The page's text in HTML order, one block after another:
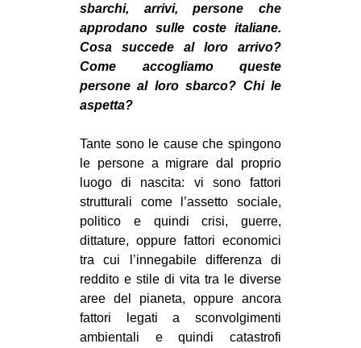
MOVIMENTI
AMBIENTE
ANTIFASCISMO
DIRITTO ALL’ABITARE
MIGRAZIONI
PRECARIATO
REPRESSIONE
STUDENTI
CULTURE
ARTE
CINEMA
sbarchi, arrivi, persone che
approdano sulle coste italiane.
Cosa succede al loro arrivo?
Come accogliamo queste
persone al loro sbarco? Chi le
aspetta?
Tante sono le cause che spingono
le persone a migrare dal proprio
luogo di nascita: vi sono fattori
strutturali come l’assetto sociale,
politico e quindi crisi, guerre,
dittature, oppure fattori economici
tra cui l’innegabile differenza di
reddito e stile di vita tra le diverse
aree del pianeta, oppure ancora
fattori legati a sconvolgimenti
ambientali e quindi catastrofi